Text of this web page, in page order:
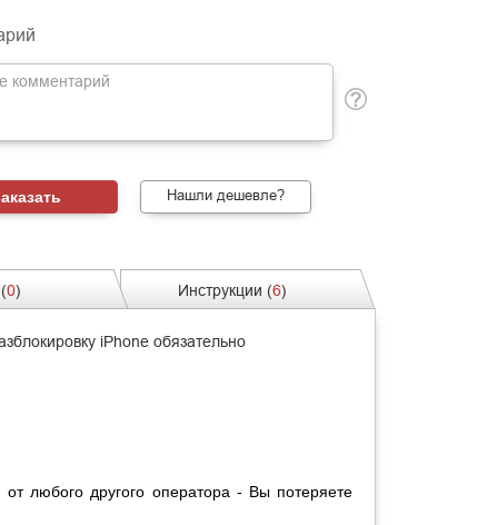
Нашли дешевле?
0) Инструкции (6)
iPhone обязательно
от любого другого оператора - Вы потеряете